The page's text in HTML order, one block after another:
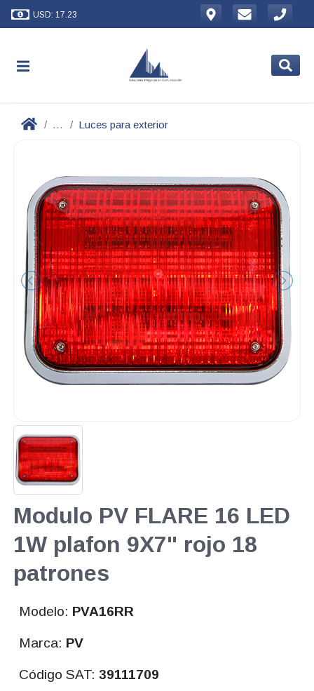
USD: 17.23
... Luces para exterior
Modulo PV FLARE 16 LED
1W plafon 9X7" rojo 18
patrones
Modelo: PVA16RR
Marca: PV
Código SAT:39111709